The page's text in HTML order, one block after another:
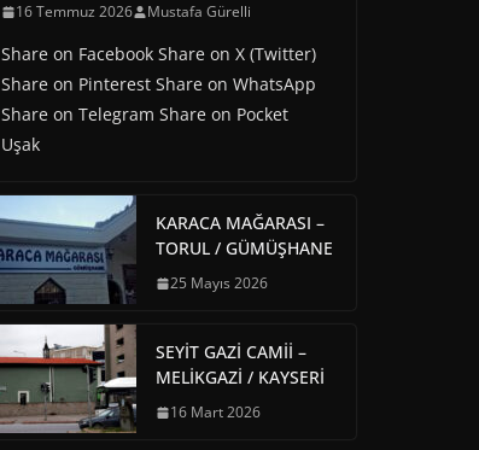
16 Temmuz 2026 Mustafa Gürelli
Share on Facebook Share on X (Twitter)
Share on Pinterest Share on WhatsApp
Share on Telegram Share on Pocket
Uşak
KARACA MAĞARASI –
TORUL / GÜMÜŞHANE
25 Mayıs 2026
SEYİT GAZİ CAMİİ –
MELİKGAZİ / KAYSERİ
16 Mart 2026